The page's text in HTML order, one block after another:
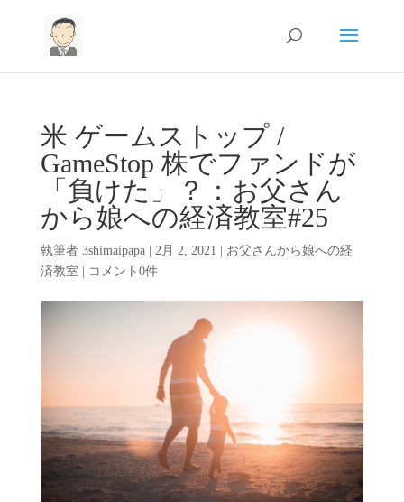
米 ゲームストップ /
GameStop 株でファンドが
「負けた」？：お父さん
から娘への経済教室#25
執筆者 3shimaipapa| 2月 2, 2021
お父さんから娘への経
済教室
コメント0件